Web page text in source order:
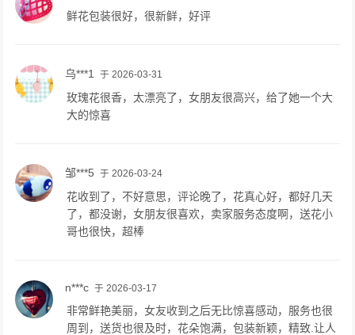
鲜花包装很好，很新鲜，好评
乌***1 于 2026-03-31
玫瑰花很香，太漂亮了，女朋友很高兴，给了她一个大
大的惊喜
邹***5 于 2026-03-24
花收到了，不好意思，评论晚了，花真心好，都好几天
了，都没谢，女朋友很喜欢，卖家服务态度啊，送花小
哥也很快，超棒
n***c 于 2026-03-17
非常鲜艳美丽，女友收到之后无比惊喜感动，服务也很
周到，送货也很及时，花朵饱满，包装新颖，精致.让人